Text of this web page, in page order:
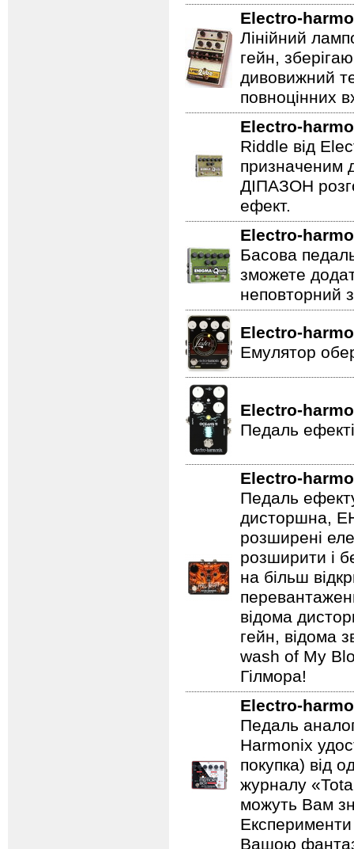
Electro-
Лінійний
гейн,
дивовижний
повноцінних
Electro-
Riddle від
призначеним
ДІПАЗОН
ефект.
Electro-
Басова
зможете
неповторний
Electro-
Емулятор
Electro-
Педаль
Electro-
Педаль
дисторшна,
розширені
розширити і
на більш
відома
гейн, відома
wash of My
Гілмора!
Electro-
Педаль
Harmonix
покупка) від
журналу
можуть Вам
Вашою